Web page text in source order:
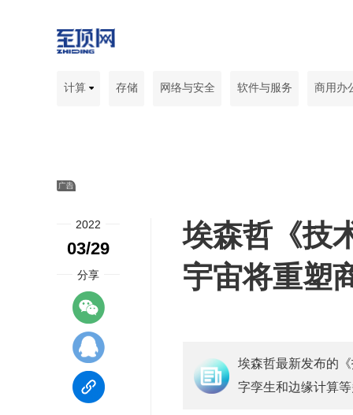
计算 存储 网络与安全 软件与服务 商用办
埃森哲《技
宇宙将重塑
埃森哲最新发布的
字孪生和边缘计算
2022
03/29
分享